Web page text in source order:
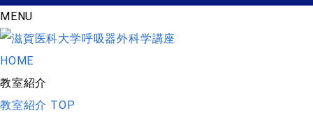
MENU
HOME
教室紹介
教室紹介 TOP